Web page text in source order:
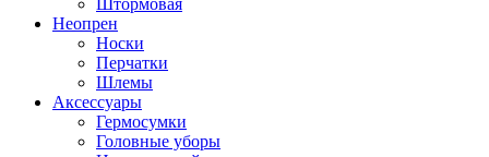
Штормовая
Неопрен
Носки
Перчатки
Шлемы
Аксессуары
Гермосумки
Головные уборы